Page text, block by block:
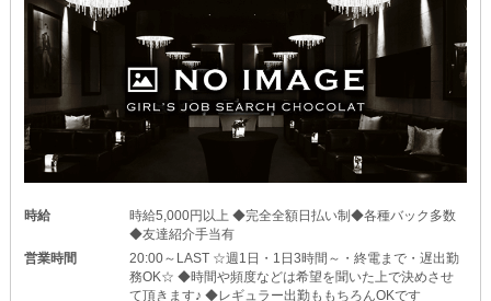
当店のお試しバイトは“複数回”行えるのが大きな特徴です！
ご経歴を問わず、どなたでも体入出来ちゃいます◎
少しでも興味がわいてきたら、お気軽にご応募ください♪
時給
時給5,000円以上 ◆完全全額日払い制◆各種バック多数
◆友達紹介手当有
営業時間
20:00～LAST ☆週1日・1日3時間～・終電まで・遅出勤
務OK☆ ◆時間や頻度などは希望を聞いた上で決めさせ
て頂きます♪ ◆レギュラー出勤ももちろんOKです